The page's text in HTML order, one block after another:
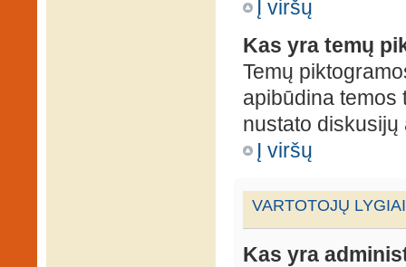
Į viršų
Kas yra temų
Temų
apibūdina temos
nustato
Į viršų
VARTOTOJŲ
Kas yra